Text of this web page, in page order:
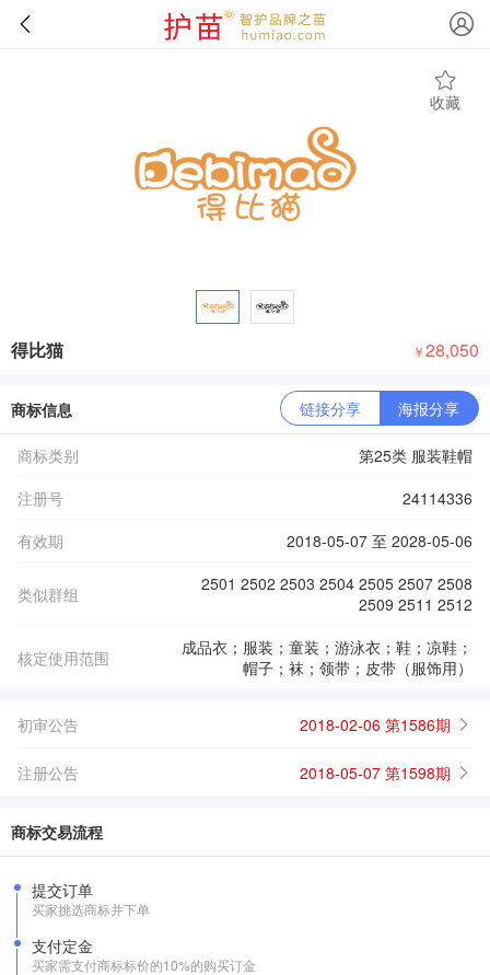
收藏
得比猫 ￥28,050
商标信息 链接分享 海报分享
商标类别
第25类 服装鞋帽
注册号
24114336
有效期
2018-05-07 至 2028-05-06
类似群组
2501 2502 2503 2504 2505 2507 2508
2509 2511 2512
核定使用范围
成品衣；服装；童装；游泳衣；鞋；凉鞋；
帽子；袜；领带；皮带（服饰用）
初审公告 2018-02-06 第1586期
注册公告 2018-05-07 第1598期
商标交易流程
提交订单
买家挑选商标并下单
支付定金
买家需支付商标标价的10%的购买订金